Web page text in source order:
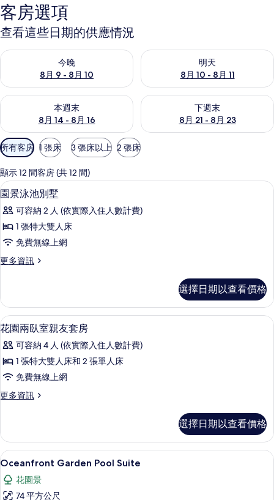
客房選項
查看這些日期的供應情況
今晚
8月 9 - 8月 10
查看今晚 (8月 9 - 8月 10) 的供應情況
明天
8月 10 - 8月 11
查看明天 (8月 10 - 8月 11) 的
本週末
8月 14 - 8月 16
查看本週末 (8月 14 - 8月 16) 的供應情況
下週末
8月 21 - 8月 23
查看下週末 (8月 21 - 8月 23)
可
用
的
客
房
篩
選
條
所有客房 1 張床 3 張床以上 2 張床
顯示 12 間客房 (共 12 間)
顯
示
園
景
泳
池
墅
的
所
有
相
片
高級寢具、迷你吧、客房內保險箱、書
4
園景泳池別墅
可容納 2 人 (依實際入住人數計費)
1 張特大雙人床
免費無線上網
更多資訊
更
泳
池
別
的
詳
選擇日期以查看價格
顯
示
花
園
兩
臥
親
友
套
房
的
高級寢具、迷你吧、客房內保險箱、書
8
花園兩臥室親友套房
可容納 4 人 (依實際入住人數計費)
1 張特大雙人床和 2 張單人床
免費無線上網
更多資訊
更
兩
臥
室
友
套
選擇日期以查看價格
顯
示
Oceanfront
Oceanfront Garden Pool Suite | 高
15
Oceanfront Garden Pool Suite
花園景
74 平方公尺